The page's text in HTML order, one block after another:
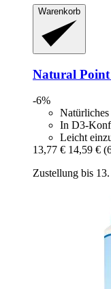
Warenkorb
Natural Point
-6%
In D3-
Leicht
13,77 € 14,59 €
Zustellung bis